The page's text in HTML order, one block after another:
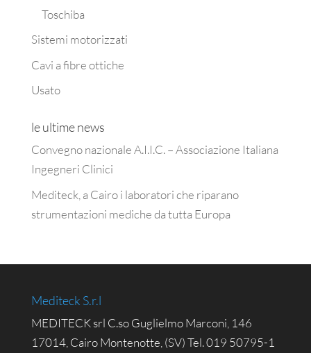
Toschiba
Sistemi motorizzati
Cavi a fibre ottiche
Usato
le ultime news
Convegno nazionale A.I.I.C. – Associazione Italiana
Ingegneri Clinici
Mediteck, a Cairo i laboratori che riparano
strumentazioni mediche da tutta Europa
Mediteck S.r.l
MEDITECK srl C.so Guglielmo Marconi, 146
17014, Cairo Montenotte, (SV) Tel. 019 50795-1